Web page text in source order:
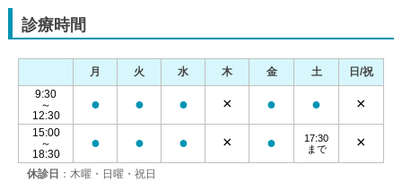
診療時間
休診日 ：木曜・日曜・祝日
月 火 水 木 金 土
日/祝
9:30
～
12:30
● ● ● × ● ● ×
15:00
～
18:30
● ● ● × ●
17:30
まで
×